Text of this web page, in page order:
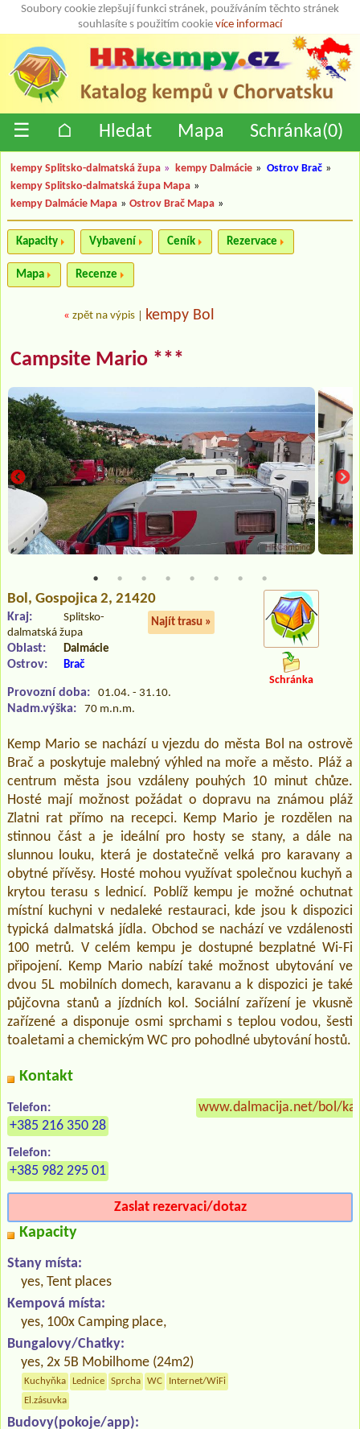
Soubory cookie zlepšují funkci stránek, používáním těchto stránek
souhlasíte s použitím cookie více informací
☰ ⌂ Hledat Mapa Schránka(0)
kempy Splitsko-dalmatská župa » kempy Dalmácie » Ostrov Brač »
kempy Splitsko-dalmatská župa Mapa »
kempy Dalmácie Mapa » Ostrov Brač Mapa »
Kapacity Vybavení Ceník Rezervace
Mapa Recenze
« zpět na výpis kempy Bol
Campsite Mario ***
Bol , Gospojica 2, 21420
Najít trasu »
Kraj:
Splitsko-
dalmatská župa
Oblast: Dalmácie
Ostrov: Brač
Provozní doba: 01.04. - 31.10.
Nadm.výška: 70 m.n.m.
Schránka
Kemp Mario se nachází u vjezdu do města Bol na ostrově
Brač a poskytuje malebný výhled na moře a město. Pláž a
centrum města jsou vzdáleny pouhých 10 minut chůze.
Hosté mají možnost požádat o dopravu na známou pláž
Zlatni rat přímo na recepci. Kemp Mario je rozdělen na
stinnou část a je ideální pro hosty se stany, a dále na
slunnou louku, která je dostatečně velká pro karavany a
obytné přívěsy. Hosté mohou využívat společnou kuchyň a
krytou terasu s lednicí. Poblíž kempu je možné ochutnat
místní kuchyni v nedaleké restauraci, kde jsou k dispozici
typická dalmatská jídla. Obchod se nachází ve vzdálenosti
100 metrů. V celém kempu je dostupné bezplatné Wi-Fi
připojení. Kemp Mario nabízí také možnost ubytování ve
dvou 5L mobilních domech, karavanu a k dispozici je také
půjčovna stanů a jízdních kol. Sociální zařízení je vkusně
zařízené a disponuje osmi sprchami s teplou vodou, šesti
toaletami a chemickým WC pro pohodlné ubytování hostů.
Kontakt
Telefon:
+385 216 350 28
Telefon:
+385 982 295 01
www.dalmacija.net/bol/
Zaslat rezervaci/dotaz
Kapacity
Stany místa:
yes, Tent places
Kempová místa:
yes, 100x Camping place,
Bungalovy/Chatky:
yes, 2x 5B Mobilhome (24m2)
Kuchyňka Lednice Sprcha WC
Internet/WiFi
El.zásuvka
Budovy(pokoje/app):